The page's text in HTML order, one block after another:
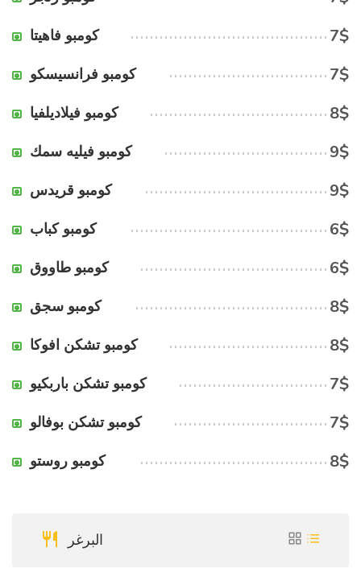
كومبو فاهيتا 7$
كومبو فرانسيسكو 7$
كومبو فيلاديلفيا 8$
كومبو فيليه سمك 9$
كومبو قريدس 9$
كومبو كباب 6$
كومبو طاووق 6$
كومبو سجق 8$
كومبو تشكن افوكا 8$
كومبو تشكن باربكيو 7$
كومبو تشكن بوفالو 7$
كومبو روستو 8$
البرغر